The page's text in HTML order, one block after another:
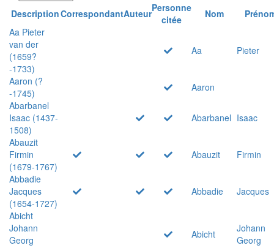
DescriptionCorrespondantAuteurPersonne
citée
Nom
Aa Pieter
van der
(1659?
-1733)
Aa Pieter
Aaron (?
-1745)
Aaron
Abarbanel
Isaac (1437-
1508)
Abarbanel Isaac
Abauzit
Firmin
(1679-1767)
Abauzit
Firmin
Abbadie
Jacques
(1654-1727)
Abbadie
Jacques
Abicht
Johann
Georg
Abicht
Johann
Georg